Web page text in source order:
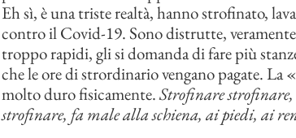
Eh sì, è una triste realtà, hanno strofinato,
contro il Covid-19. Sono distrutte,
troppo rapidi, gli si domanda di fare più
che le ore di strordinario vengano pagate. La
molto duro fisicamente.Strofinare strofinare,
strofinare, fa male alla schiena, ai piedi, ai